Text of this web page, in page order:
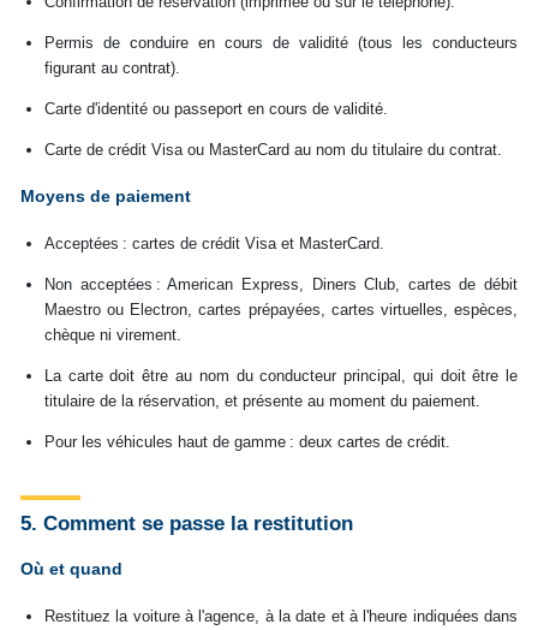
Permis de conduire en cours de validité (tous les conducteurs
figurant au contrat).
Carte d'identité ou passeport en cours de validité.
Carte de crédit Visa ou MasterCard au nom du titulaire du contrat.
Moyens de paiement
Acceptées : cartes de crédit Visa et MasterCard.
Non acceptées : American Express, Diners Club, cartes de débit
Maestro ou Electron, cartes prépayées, cartes virtuelles, espèces,
chèque ni virement.
La carte doit être au nom du conducteur principal, qui doit être le
titulaire de la réservation, et présente au moment du paiement.
Pour les véhicules haut de gamme : deux cartes de crédit.
5. Comment se passe la restitution
Où et quand
Restituez la voiture à l'agence, à la date et à l'heure indiquées dans